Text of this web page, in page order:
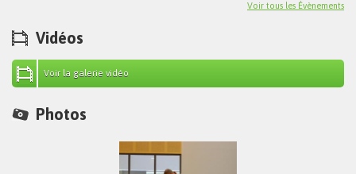
Voir tous les Évènements
Vidéos
Voir la galerie vidéo
Photos